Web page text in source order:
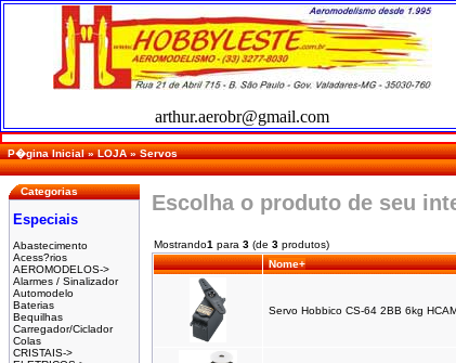
arthur.aerobr@gmail.com
P�gina Inicial»LOJA»Servos
Categorias
Especiais
Abastecimento
Acess?rios
AEROMODELOS->
Alarmes / Sinalizador
Automodelo
Baterias
Bequilhas
Carregador/Ciclador
Colas
CRISTAIS->
Escolha o produto de seu
Mostrando1 para 3 (de 3 produtos)
Nome+
Servo Hobbico CS-64 2BB 6kg